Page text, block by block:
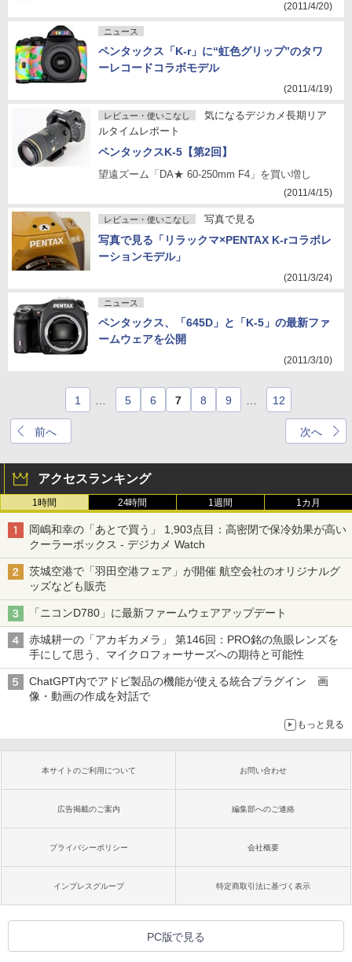
(2011/4/20)
ニュース
ペンタックス「K-r」に“虹色グリップ”のタワ
ーレコードコラボモデル
(2011/4/19)
レビュー・使いこなし
気になるデジカメ長期リア
ルタイムレポート
ペンタックスK-5【第2回】
望遠ズーム「DA★ 60-250mm F4」を買い増し
(2011/4/15)
レビュー・使いこなし 写真で見る
写真で見る「リラックマ×PENTAX K-rコラボレ
ーションモデル」
(2011/3/24)
ニュース
ペンタックス、「645D」と「K-5」の最新ファ
ームウェアを公開
(2011/3/10)
前へ
1 5 6 7 8 9 12
次へ
アクセスランキング
1時間 24時間 1週間 1カ月
岡嶋和幸の「あとで買う」 1,903点目：高密閉で保冷効果が高い
クーラーボックス - デジカメ Watch
茨城空港で「羽田空港フェア」が開催 航空会社のオリジナルグ
ッズなども販売
「ニコンD780」に最新ファームウェアアップデート
赤城耕一の「アカギカメラ」 第146回：PRO銘の魚眼レンズを
手にして思う、マイクロフォーサーズへの期待と可能性
ChatGPT内でアドビ製品の機能が使える統合プラグイン 画
像・動画の作成を対話で
もっと見る
本サイトのご利用について お問い合わせ
広告掲載のご案内 編集部へのご連絡
プライバシーポリシー 会社概要
インプレスグループ 特定商取引法に基づく表示
PC版で見る